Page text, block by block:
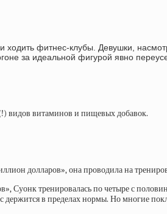
фитнес-клубы. Девушки,
за идеальной фигурой явно
видов витаминов и пищевых добавок.
долларов», она проводила на
тренировалась по четыре с
держится в пределах нормы. Но многие